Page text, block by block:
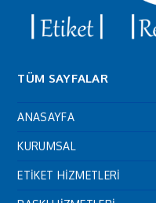
TÜM SAYFALAR
ANASAYFA
KURUMSAL
ETİKET HİZMETLERİ